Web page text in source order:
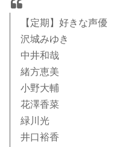
【定期】好きな声優
沢城みゆき
中井和哉
緒方恵美
小野大輔
花澤香菜
緑川光
井口裕香